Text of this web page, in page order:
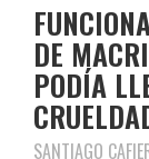
DE
PODÍA
SANTIAGO